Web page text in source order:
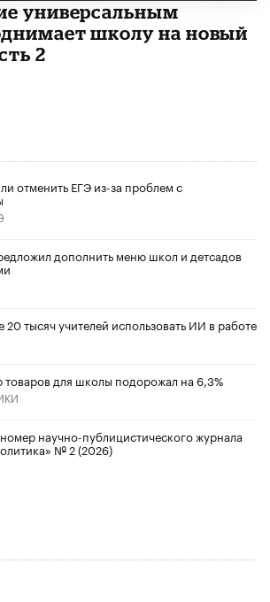
универсальным
школу на новый
2
отменить ЕГЭ из-за проблем с
дополнить меню школ и детсадов
20 тысяч учителей использовать ИИ в работе
для школы подорожал на 6,3%
научно-публицистического журнала
№ 2 (2026)